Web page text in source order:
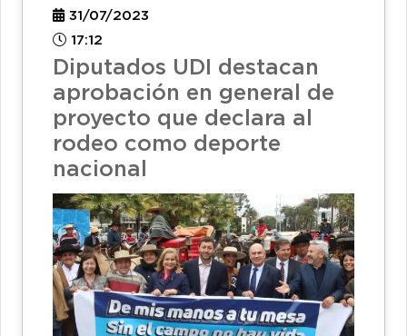
31/07/2023
17:12
Diputados UDI destacan
aprobación en general de
proyecto que declara al
rodeo como deporte
nacional